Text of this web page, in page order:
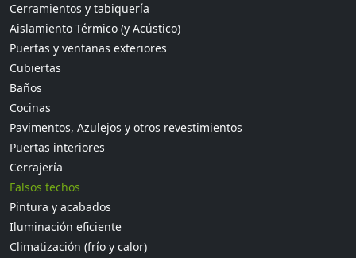
Cerramientos y tabiquería
Aislamiento Térmico (y Acústico)
Puertas y ventanas exteriores
Cubiertas
Baños
Cocinas
Pavimentos, Azulejos y otros revestimientos
Puertas interiores
Cerrajería
Falsos techos
Pintura y acabados
Iluminación eficiente
Climatización (frío y calor)